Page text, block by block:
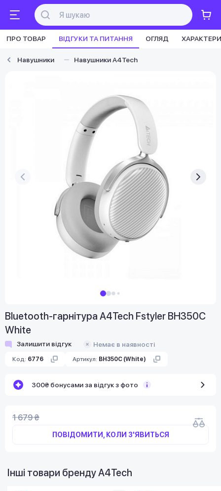
ПРО ТОВАР ВІДГУКИ ТА ПИТАННЯ ОГЛЯД
Навушники Навушники A4Tech
Bluetooth-гарнітура A4Tech Fstyler BH350C
White
Залишити відгук Немає в наявності
Код: 6776 Артикул: BH350C (White)
300₴ бонусами за відгук з фото
1 679 ₴
ПОВІДОМИТИ, КОЛИ З'ЯВИТЬСЯ
Інші товари брендуA4Tech